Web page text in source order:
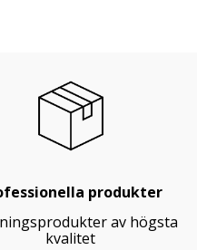
produkter
av högsta
kvalitet